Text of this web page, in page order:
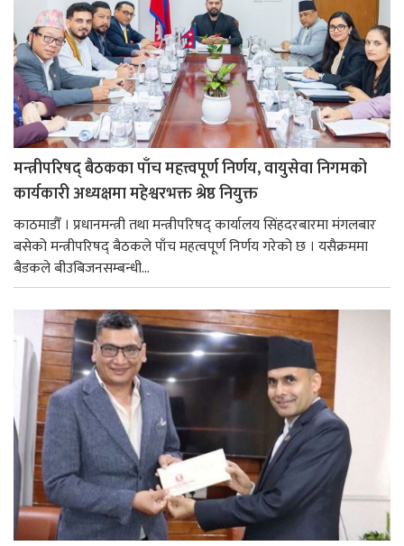
मन्त्रीपरिषद् बैठकका पाँच महत्त्वपूर्ण निर्णय, वायुसेवा निगमको
कार्यकारी अध्यक्षमा महेश्वरभक्त श्रेष्ठ नियुक्त
काठमाडौँ । प्रधानमन्त्री तथा मन्त्रीपरिषद् कार्यालय सिंहदरबारमा मंगलबार
बसेको मन्त्रीपरिषद् बैठकले पाँच महत्वपूर्ण निर्णय गरेको छ । यसैक्रममा
बैडकले बीउबिजनसम्बन्धी...